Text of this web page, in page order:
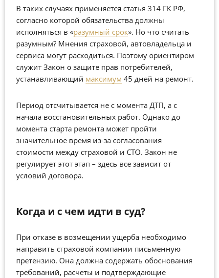
В таких случаях применяется статья 314 ГК РФ,
согласно которой обязательства должны
исполняться в «разумный срок». Но что считать
разумным? Мнения страховой, автовладельца и
сервиса могут расходиться. Поэтому ориентиром
служит Закон о защите прав потребителей,
устанавливающий максимум 45 дней на ремонт.
Период отсчитывается не с момента ДТП, а с
начала восстановительных работ. Однако до
момента старта ремонта может пройти
значительное время из-за согласования
стоимости между страховой и СТО. Закон не
регулирует этот этап – здесь все зависит от
условий договора.
Когда и с чем идти в суд?
При отказе в возмещении ущерба необходимо
направить страховой компании письменную
претензию. Она должна содержать обоснования
требований, расчеты и подтверждающие